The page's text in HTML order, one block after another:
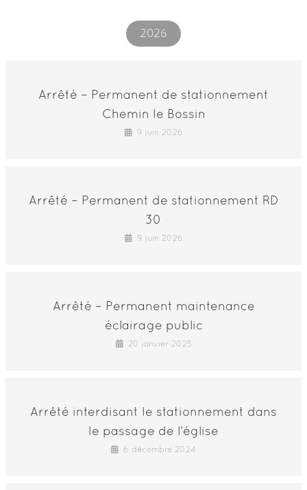
2026
Arrêté – Permanent de stationnement
Chemin le Bossin
9 juin 2026
Arrêté – Permanent de stationnement RD
30
9 juin 2026
Arrêté – Permanent maintenance
éclairage public
20 janvier 2025
Arrêté interdisant le stationnement dans
le passage de l’église
6 décembre 2024